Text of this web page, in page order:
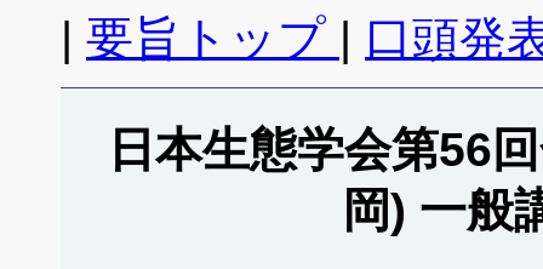
| 要旨トップ | 口頭発
日本生態学会第56
岡) 一